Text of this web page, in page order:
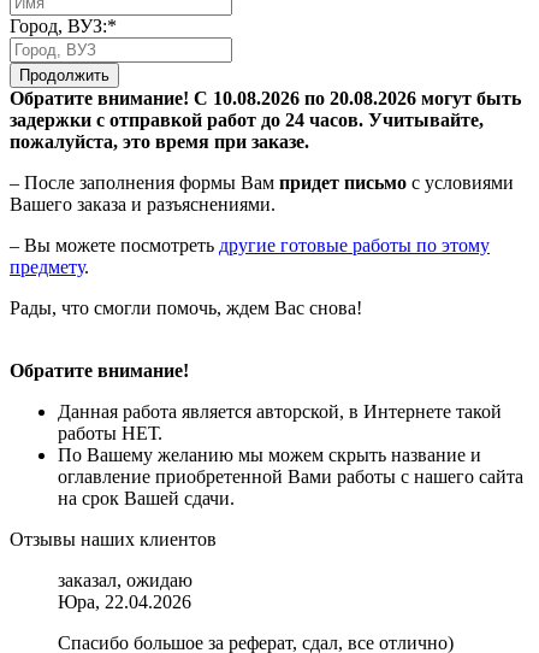
Город, ВУЗ:*
Продолжить
Обратите внимание! С 10.08.2026 по 20.08.2026 могут быть
задержки с отправкой работ до 24 часов. Учитывайте,
пожалуйста, это время при заказе.
– После заполнения формы Вам придет письмо с условиями
Вашего заказа и разъяснениями.
– Вы можете посмотреть другие готовые работы по этому
предмету.
Рады, что смогли помочь, ждем Вас снова!
Обратите внимание!
Данная работа является авторской, в Интернете такой
работы НЕТ.
По Вашему желанию мы можем скрыть название и
оглавление приобретенной Вами работы с нашего сайта
на срок Вашей сдачи.
Отзывы наших клиентов
заказал, ожидаю
Юра, 22.04.2026
Спасибо большое за реферат, сдал, все отлично)